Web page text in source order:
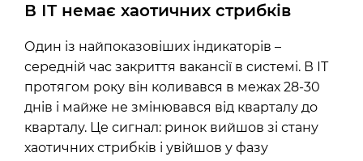
В ІТ немає хаотичних стрибків
Один із найпоказовіших індикаторів –
середній час закриття вакансії в системі. В ІТ
протягом року він коливався в межах 28-30
днів і майже не змінювався від кварталу до
кварталу. Це сигнал: ринок вийшов зі стану
хаотичних стрибків і увійшов у фазу